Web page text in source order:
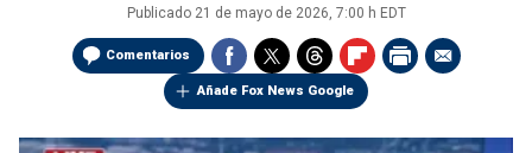
Publicado 21 de mayo de 2026, 7:00 h EDT
Comentarios
Añade Fox News Google